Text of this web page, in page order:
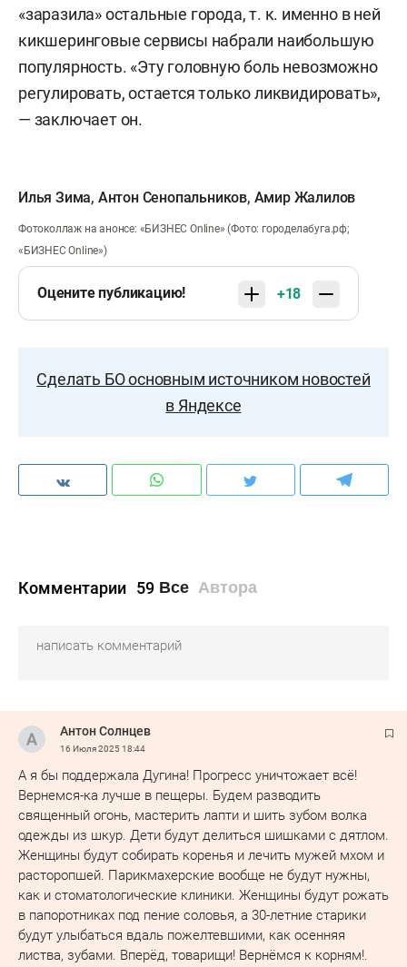
«заразила» остальные города, т. к. именно в ней
кикшеринговые сервисы набрали наибольшую
популярность. «Эту головную боль невозможно
регулировать, остается только ликвидировать»,
— заключает он.
Илья Зима, Антон Сенопальников, Амир Жалилов
Фотоколлаж на анонсе: «БИЗНЕС Online» (Фото: городелабуга.рф;
«БИЗНЕС Online»)
Оцените публикацию! +18
Сделать БО основным источником новостей
в Яндексе
Комментарии 59 Все Автора
Антон Солнцев
16 Июля 202518:44
А я бы поддержала Дугина! Прогресс уничтожает всё!
Вернемся-ка лучше в пещеры. Будем разводить
священный огонь, мастерить лапти и шить зубом волка
одежды из шкур. Дети будут делиться шишками с дятлом.
Женщины будут собирать коренья и лечить мужей мхом и
расторопшей. Парикмахерские вообще не будут нужны,
как и стоматологические клиники. Женщины будут рожать
в папоротниках под пение соловья, а 30-летние старики
будут улыбаться вдаль пожелтевшими, как осенняя
листва, зубами. Вперёд, товарищи! Вернёмся к корням!.